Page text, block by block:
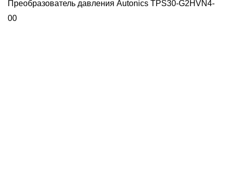
Преобразователь давления Autonics TPS30-G2HVN4-
00